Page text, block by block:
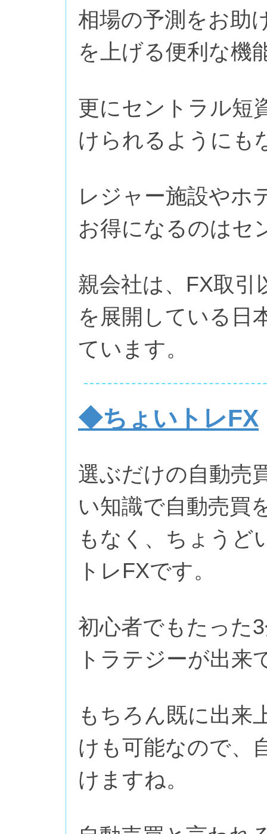
相場の予測をお助
を上げる便利な機
更にセントラル短
けられるようにも
レジャー施設やホ
お得になるのはセ
親会社は、FX取
を展開している日
ています。
◆ちょいトレFX
選ぶだけの自動売
い知識で自動売買
もなく、ちょうど
トレFXです。
初心者でもたった
トラテジーが出来
もちろん既に出来
けも可能なので、
けますね。